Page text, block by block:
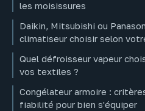
les moisissures
Daikin, Mitsubishi ou
climatiseur choisir selon
Quel défroisseur vapeur
vos textiles ?
Congélateur armoire :
fiabilité pour bien s'équiper